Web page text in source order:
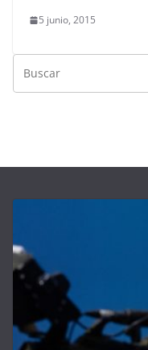
5 junio, 2015